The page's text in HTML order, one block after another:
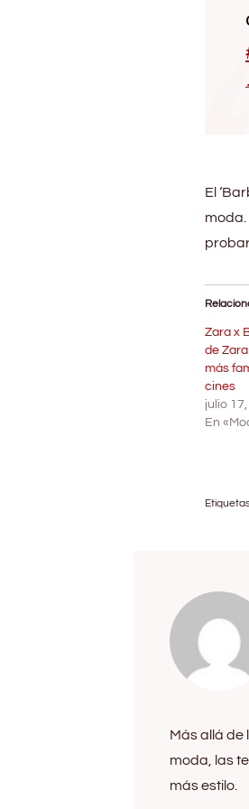
El
moda.
Zara x
de
más
cines
julio
En
Más allá de
moda, las
más estilo.